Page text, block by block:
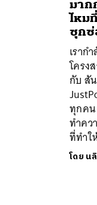
มาก
ไหม
ซุกซ่
เราก
โครง
กับ สั
ทุกคน
ทำคว
ที่ทำใ
โดย น